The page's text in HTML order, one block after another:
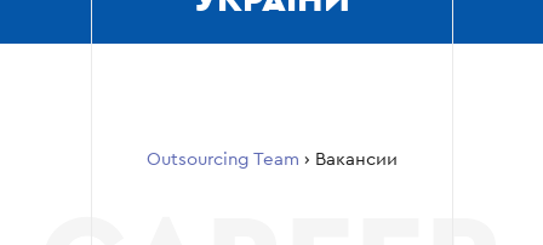
Outsourcing Team › Вакансии